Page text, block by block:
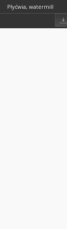
Płyćwia, watermill